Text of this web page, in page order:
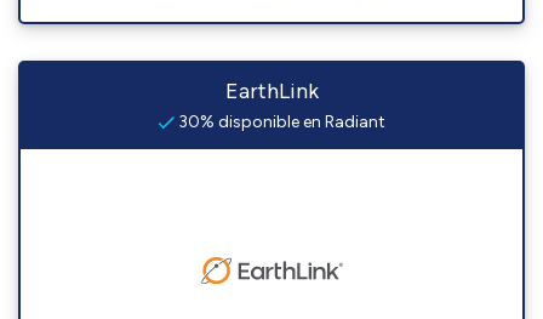
EarthLink
30% disponible en Radiant